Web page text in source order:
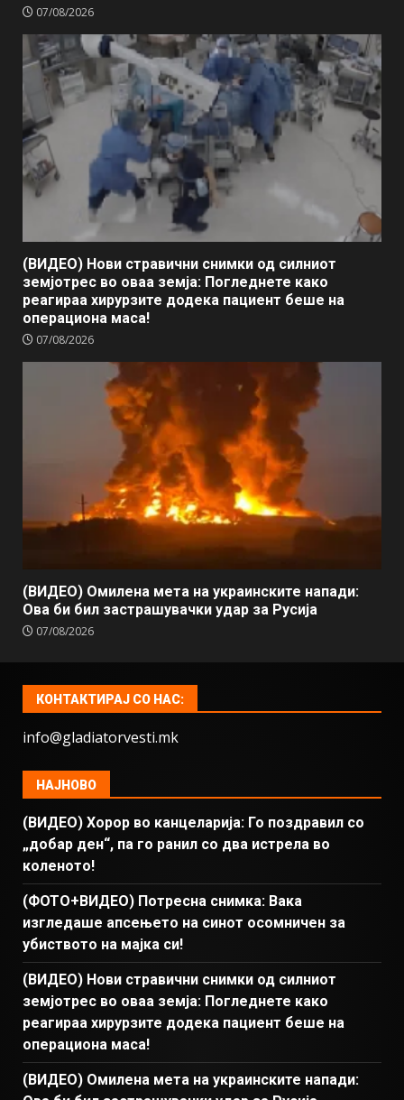
07/08/2026
(ВИДЕО) Нови стравични снимки од силниот
земјотрес во оваа земја: Погледнете како
реагираа хирурзите додека пациент беше на
операциона маса!
07/08/2026
(ВИДЕО) Омилена мета на украинските напади:
Ова би бил застрашувачки удар за Русија
07/08/2026
КОНТАКТИРАЈ СО НАС:
info@gladiatorvesti.mk
НАЈНОВО
(ВИДЕО) Хорор во канцеларија: Го поздравил со
„добар ден“, па го ранил со два истрела во
коленото!
(ФОТО+ВИДЕО) Потресна снимка: Вака
изгледаше апсењето на синот осомничен за
убиството на мајка си!
(ВИДЕО) Нови стравични снимки од силниот
земјотрес во оваа земја: Погледнете како
реагираа хирурзите додека пациент беше на
операциона маса!
(ВИДЕО) Омилена мета на украинските напади: